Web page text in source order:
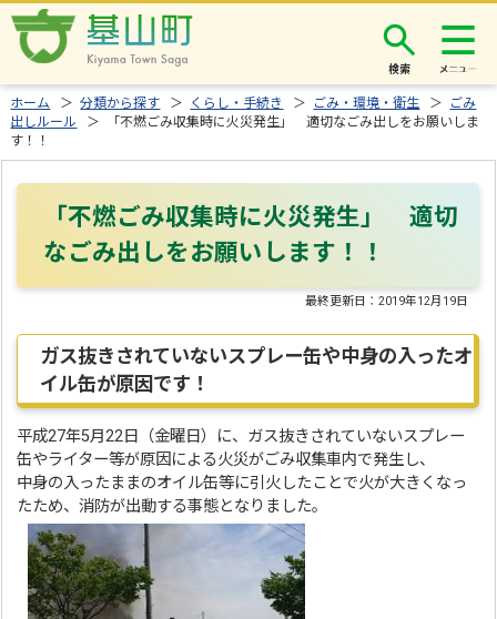
検索
ホーム ＞分類から探す ＞ くらし・手続き ＞ ごみ・環境・衛生 ＞
ごみ
出しルール
＞ 「不燃ごみ収集時に火災発生」 適切なごみ出しをお願いしま
す！！
「不燃ごみ収集時に火災発生」 適切
なごみ出しをお願いします！！
最終更新日：2019年12月19日
ガス抜きされていないスプレー缶や中身の入ったオ
イル缶が原因です！
平成27年5月22日（金曜日）に、ガス抜きされていないスプレー
缶やライター等が原因による火災がごみ収集車内で発生し、
中身の入ったままのオイル缶等に引火したことで火が大きくなっ
たため、消防が出動する事態となりました。